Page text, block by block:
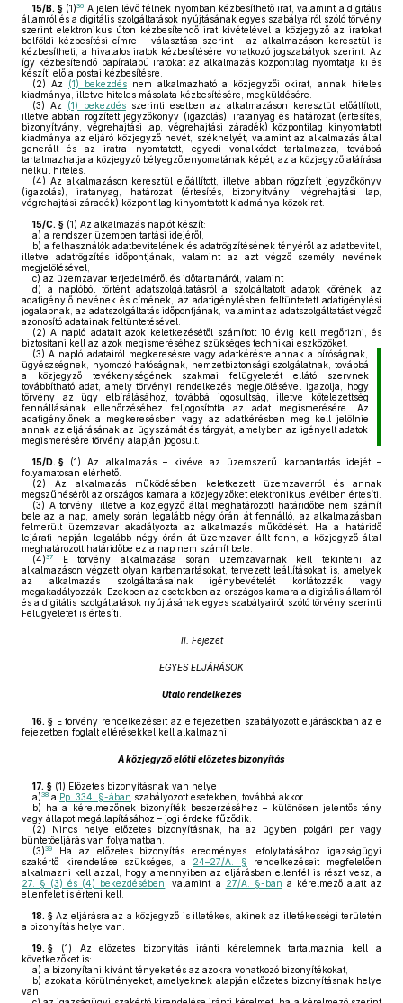
15/B. § (1)36 A jelen lévő félnek nyomban kézbesíthető irat, valamint a digitális
államról és a digitális szolgáltatások nyújtásának egyes szabályairól szóló törvény
szerint elektronikus úton kézbesítendő irat kivételével a közjegyző az iratokat
belföldi kézbesítési címre – választása szerint – az alkalmazáson keresztül is
kézbesítheti, a hivatalos iratok kézbesítésére vonatkozó jogszabályok szerint. Az
így kézbesítendő papíralapú iratokat az alkalmazás központilag nyomtatja ki és
készíti elő a postai kézbesítésre.
(2) Az (1) bekezdés nem alkalmazható a közjegyzői okirat, annak hiteles
kiadmánya, illetve hiteles másolata kézbesítésére, megküldésére.
(3) Az (1) bekezdés szerinti esetben az alkalmazáson keresztül előállított,
illetve abban rögzített jegyzőkönyv (igazolás), iratanyag és határozat (értesítés,
bizonyítvány, végrehajtási lap, végrehajtási záradék) központilag kinyomtatott
kiadmánya az eljáró közjegyző nevét, székhelyét, valamint az alkalmazás által
generált és az iratra nyomtatott, egyedi vonalkódot tartalmazza, továbbá
tartalmazhatja a közjegyző bélyegzőlenyomatának képét; az a közjegyző aláírása
nélkül hiteles.
(4) Az alkalmazáson keresztül előállított, illetve abban rögzített jegyzőkönyv
(igazolás), iratanyag, határozat (értesítés, bizonyítvány, végrehajtási lap,
végrehajtási záradék) központilag kinyomtatott kiadmánya közokirat.
15/C. § (1) Az alkalmazás naplót készít:
a) a rendszer üzemben tartási idejéről,
b) a felhasználók adatbevitelének és adatrögzítésének tényéről az adatbevitel,
illetve adatrögzítés időpontjának, valamint az azt végző személy nevének
megjelölésével,
c) az üzemzavar terjedelméről és időtartamáról, valamint
d) a naplóból történt adatszolgáltatásról a szolgáltatott adatok körének, az
adatigénylő nevének és címének, az adatigénylésben feltüntetett adatigénylési
jogalapnak, az adatszolgáltatás időpontjának, valamint az adatszolgáltatást végző
azonosító adatainak feltüntetésével.
(2) A napló adatait azok keletkezésétől számított 10 évig kell megőrizni, és
biztosítani kell az azok megismeréséhez szükséges technikai eszközöket.
(3) A napló adatairól megkeresésre vagy adatkérésre annak a bíróságnak,
ügyészségnek, nyomozó hatóságnak, nemzetbiztonsági szolgálatnak, továbbá
a közjegyző tevékenységének szakmai felügyeletét ellátó szervnek
továbbítható adat, amely törvényi rendelkezés megjelölésével igazolja, hogy
törvény az ügy elbírálásához, továbbá jogosultság, illetve kötelezettség
fennállásának ellenőrzéséhez feljogosította az adat megismerésére. Az
adatigénylőnek a megkeresésben vagy az adatkérésben meg kell jelölnie
annak az eljárásának az ügyszámát és tárgyát, amelyben az igényelt adatok
megismerésére törvény alapján jogosult.
15/D. § (1)
Az alkalmazás – kivéve az üzemszerű karbantartás idejét –
folyamatosan elérhető.
(2) Az alkalmazás működésében keletkezett üzemzavarról és annak
megszűnéséről az országos kamara a közjegyzőket elektronikus levélben értesíti.
(3) A törvény, illetve a közjegyző által meghatározott határidőbe nem számít
bele az a nap, amely során legalább négy órán át fennálló, az alkalmazásban
felmerült üzemzavar akadályozta az alkalmazás működését. Ha a határidő
lejárati napján legalább négy órán át üzemzavar állt fenn, a közjegyző által
meghatározott határidőbe ez a nap nem számít bele.
(4)37
E törvény alkalmazása során üzemzavarnak kell tekinteni az
alkalmazáson végzett olyan karbantartásokat, tervezett leállításokat is, amelyek
az alkalmazás szolgáltatásainak igénybevételét korlátozzák vagy
megakadályozzák. Ezekben az esetekben az országos kamara a digitális államról
és a digitális szolgáltatások nyújtásának egyes szabályairól szóló törvény szerinti
Felügyeletet is értesíti.
II. Fejezet
EGYES ELJÁRÁSOK
Utaló rendelkezés
16. § E törvény rendelkezéseit az e fejezetben szabályozott eljárásokban az e
fejezetben foglalt eltérésekkel kell alkalmazni.
A közjegyző előtti előzetes bizonyítás
17. § (1) Előzetes bizonyításnak van helye
a)38 a Pp. 334. §-ában szabályozott esetekben, továbbá akkor
b) ha a kérelmezőnek bizonyíték beszerzéséhez – különösen jelentős tény
vagy állapot megállapításához – jogi érdeke fűződik.
(2) Nincs helye előzetes bizonyításnak, ha az ügyben polgári per vagy
büntetőeljárás van folyamatban.
(3)39
Ha az előzetes bizonyítás eredményes lefolytatásához igazságügyi
szakértő kirendelése szükséges, a 24–27/A. § rendelkezéseit megfelelően
alkalmazni kell azzal, hogy amennyiben az eljárásban ellenfél is részt vesz, a
27. § (3) és (4) bekezdésében
, valamint a 27/A. §-ban a kérelmező alatt az
ellenfelet is érteni kell.
18. § Az eljárásra az a közjegyző is illetékes, akinek az illetékességi területén
a bizonyítás helye van.
19. § (1) Az előzetes bizonyítás iránti kérelemnek tartalmaznia kell a
következőket is:
a) a bizonyítani kívánt tényeket és az azokra vonatkozó bizonyítékokat,
b) azokat a körülményeket, amelyeknek alapján előzetes bizonyításnak helye
van,